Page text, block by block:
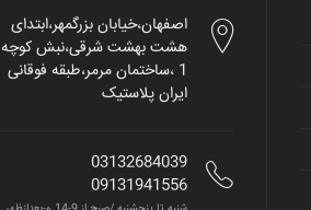
اصفهان،خیابان بزرگمهر،ابتدای
هشت بهشت شرقی،نبش کوچه
1 ،ساختمان مرمر،طبقه فوقانی
ایران پلاستیک
03132684039
09131941556